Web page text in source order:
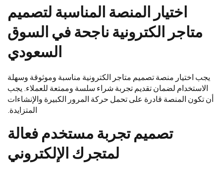
اختيار المنصة المناسبة لتصميم
متاجر الكترونية ناجحة في السوق
السعودي
يجب اختيار منصة تصميم متاجر الكترونية مناسبة وموثوقة وسهلة
الاستخدام لضمان تقديم تجربة شراء سلسة وممتعة للعملاء. يجب
أن تكون المنصة قادرة على تحمل حركة المرور الكبيرة والإنشاءات
المتزايدة.
تصميم تجربة مستخدم فعالة
لمتجرك الإلكتروني